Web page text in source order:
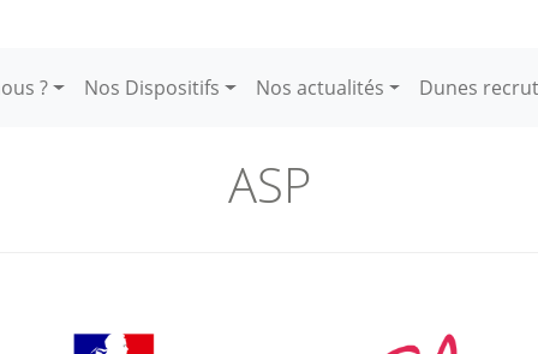
? Nos Dispositifs Nos actualités Dunes
ASP